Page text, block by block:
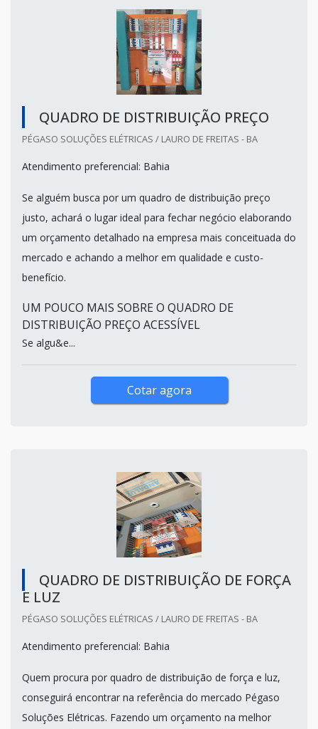
QUADRO DE DISTRIBUIÇÃO PREÇO
PÉGASO SOLUÇÕES ELÉTRICAS / LAURO DE FREITAS - BA
Atendimento preferencial: Bahia
Se alguém busca por um quadro de distribuição preço
justo, achará o lugar ideal para fechar negócio elaborando
um orçamento detalhado na empresa mais conceituada do
mercado e achando a melhor em qualidade e custo-
benefício.
UM POUCO MAIS SOBRE O QUADRO DE
DISTRIBUIÇÃO PREÇO ACESSÍVEL
Se algu&e...
Cotar agora
QUADRO DE DISTRIBUIÇÃO DE FORÇA
E LUZ
PÉGASO SOLUÇÕES ELÉTRICAS / LAURO DE FREITAS - BA
Atendimento preferencial: Bahia
Quem procura por quadro de distribuição de força e luz,
conseguirá encontrar na referência do mercado Pégaso
Soluções Elétricas. Fazendo um orçamento na melhor